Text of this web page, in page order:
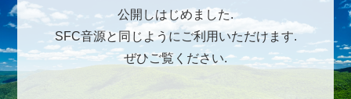
公開しはじめました.
SFC音源と同じようにご利用いただけます.
ぜひご覧ください.